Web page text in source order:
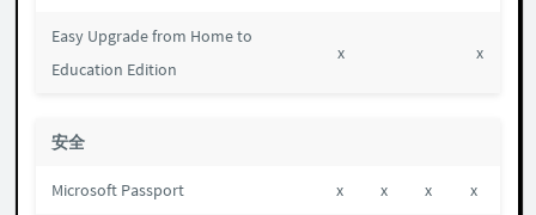
Easy Upgrade from Home to
Education Edition
x x
安全
Microsoft Passport x x x x